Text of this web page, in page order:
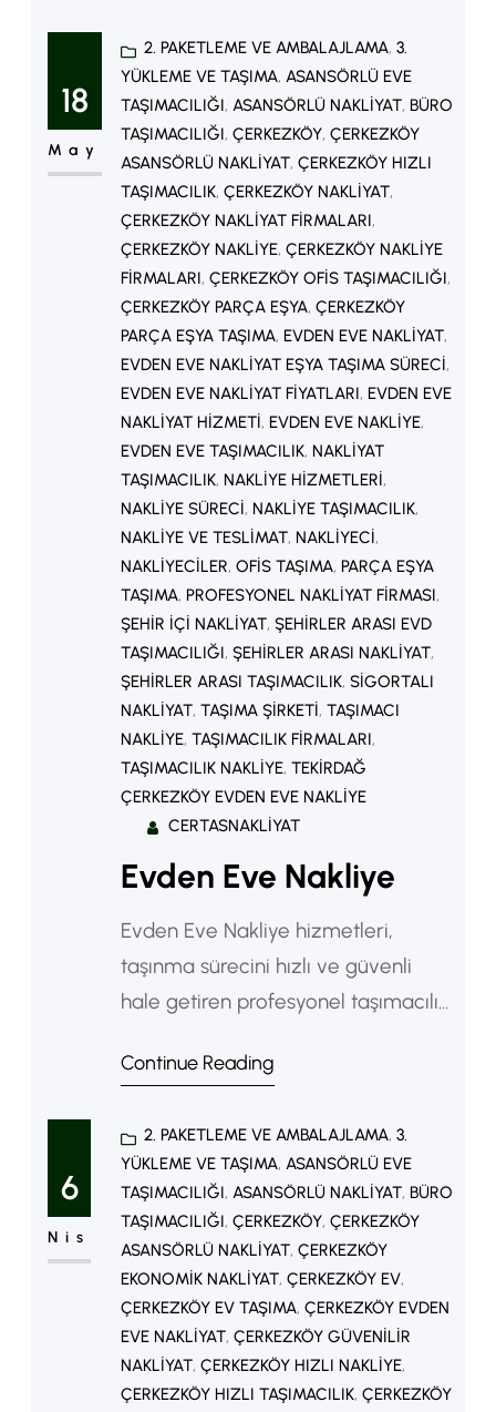
imkanları ve nüfus yoğunluğunun
artması nedeniyle evden eve
nakliyat hizmetlerine olan talep
oldukça yüksektir. Bu nedenle birçok
kişi “Kapaklı evden eve nakliyat
fiyatları ne kadar?” sorusunun
cevabını araştırmaktadır.
Kapaklı’da…
18
May
2. PAKETLEME VE AMBALAJLAMA, 3.
YÜKLEME VE TAŞIMA, ASANSÖRLÜ EVE
TAŞIMACILIĞI, ASANSÖRLÜ NAKLIYAT, BÜRO
TAŞIMACILIĞI, ÇERKEZKÖY, ÇERKEZKÖY
ASANSÖRLÜ NAKLIYAT, ÇERKEZKÖY HIZLI
TAŞIMACILIK, ÇERKEZKÖY NAKLIYAT
ÇERKEZKÖY NAKLIYAT FIRMALARI
ÇERKEZKÖY NAKLIYE, ÇERKEZKÖY NAKLIYE
FIRMALARI, ÇERKEZKÖY OFIS TAŞIMACILIĞI
ÇERKEZKÖY PARÇA EŞYA, ÇERKEZKÖY
PARÇA EŞYA TAŞIMA, EVDEN EVE NAKLIYAT
EVDEN EVE NAKLIYAT EŞYA TAŞIMA SÜRECI
EVDEN EVE NAKLIYAT FIYATLARI, EVDEN EVE
NAKLIYAT HIZMETI, EVDEN EVE NAKLIYE
EVDEN EVE TAŞIMACILIK, NAKLIYAT
TAŞIMACILIK, NAKLIYE HIZMETLERI
NAKLIYE SÜRECI, NAKLIYE TAŞIMACILIK
NAKLIYE VE TESLIMAT, NAKLIYECI
NAKLIYECILER, OFIS TAŞIMA, PARÇA EŞYA
TAŞIMA, PROFESYONEL NAKLIYAT FIRMASI
ŞEHIR IÇI NAKLIYAT, ŞEHIRLER ARASI EVD
TAŞIMACILIĞI, ŞEHIRLER ARASI NAKLIYAT
ŞEHIRLER ARASI TAŞIMACILIK, SIGORTALI
NAKLIYAT, TAŞIMA ŞIRKETI, TAŞIMACI
NAKLIYE, TAŞIMACILIK FIRMALARI
TAŞIMACILIK NAKLIYE, TEKIRDAĞ
ÇERKEZKÖY EVDEN EVE NAKLIYE
CERTASNAKLIYAT
Evden Eve Nakliye
Evden Eve Nakliye hizmetleri,
taşınma sürecini hızlı ve güvenli
hale getiren profesyonel taşımacılık
kişi, taşınma sırasında oluşabilecek
önlemek için profesyonel nakliye
firmalarını tercih etmektedir.
Özellikle uzman ekipler ile yapılan
taşımacılık işlemleri, müşterilere
büyük kolaylık sağlar. Nakliye
sürecinin ilk aşaması ekspertiz
hizmetidir. Firma yetkilileri
taşınacak eşyaları inceleyerek
Continue Reading
6
Nis
2. PAKETLEME VE AMBALAJLAMA, 3.
YÜKLEME VE TAŞIMA, ASANSÖRLÜ EVE
TAŞIMACILIĞI, ASANSÖRLÜ NAKLIYAT, BÜRO
TAŞIMACILIĞI, ÇERKEZKÖY, ÇERKEZKÖY
ASANSÖRLÜ NAKLIYAT, ÇERKEZKÖY
EKONOMIK NAKLIYAT, ÇERKEZKÖY EV
ÇERKEZKÖY EV TAŞIMA, ÇERKEZKÖY EVDEN
EVE NAKLIYAT, ÇERKEZKÖY GÜVENILIR
NAKLIYAT, ÇERKEZKÖY HIZLI NAKLIYE
ÇERKEZKÖY HIZLI TAŞIMACILIK, ÇERKEZKÖY